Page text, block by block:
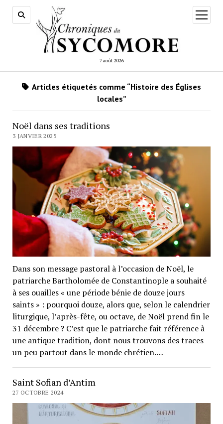
7 août 2026
ouvrir
menu
Articles étiquetés comme “Histoire des Églises
locales”
Noël dans ses traditions
3 JANVIER 2025
Dans son message pastoral à l’occasion de Noël, le
patriarche Bartholomée de Constantinople a souhaité
à ses ouailles « une période bénie de douze jours
saints » : pourquoi douze, alors que, selon le calendrier
liturgique, l’après-fête, ou octave, de Noël prend fin le
31 décembre ? C’est que le patriarche fait référence à
une antique tradition, dont nous trouvons des traces
un peu partout dans le monde chrétien.…
Saint Sofian d’Antim
27 OCTOBRE 2024